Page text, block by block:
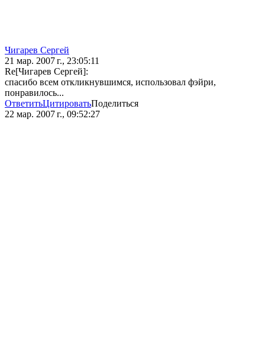
Чигарев Сергей
21 мар. 2007 г., 23:05:11
Re[Чигарев Сергей]:
спасибо всем откликнувшимся, использовал фэйри,
понравилось...
ОтветитьЦитироватьПоделиться
22 мар. 2007 г., 09:52:27